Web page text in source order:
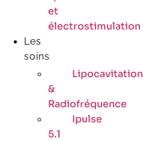
et
électrostimulation
Les
soins
Lipocavitation
&
Radiofréquence
Ipulse
5.1